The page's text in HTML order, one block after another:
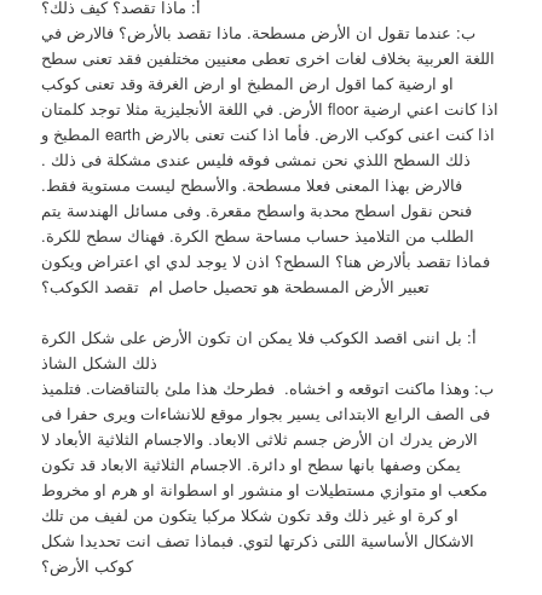
أ: ماذا تقصد؟ كيف ذلك؟
ب: عندما تقول ان الأرض مسطحة. ماذا تقصد بالأرض؟ فالارض في
اللغة العربية بخلاف لغات اخرى تعطى معنيين مختلفين فقد تعنى سطح
او ارضية كما اقول ارض المطبخ او ارض الغرفة وقد تعنى كوكب
الأرض. في اللغة الأنجليزية مثلا توجد كلمتان floor اذا كانت اعني ارضية
المطبخ و earth اذا كنت اعنى كوكب الارض. فأما اذا كنت تعنى بالارض
ذلك السطح اللذي نحن نمشى فوقه فليس عندى مشكلة فى ذلك .
فالارض بهذا المعنى فعلا مسطحة. والأسطح ليست مستوية فقط.
فنحن نقول اسطح محدبة واسطح مقعرة. وفى مسائل الهندسة يتم
الطلب من التلاميذ حساب مساحة سطح الكرة. فهناك سطح للكرة.
فماذا تقصد بألارض هنا؟ السطح؟ اذن لا يوجد لدي اي اعتراض ويكون
تعبير الأرض المسطحة هو تحصيل حاصل ام تقصد الكوكب؟
أ: بل اننى اقصد الكوكب فلا يمكن ان تكون الأرض على شكل الكرة
ذلك الشكل الشاذ
ب: وهذا ماكنت اتوقعه و اخشاه. فطرحك هذا ملئ بالتناقضات. فتلميذ
فى الصف الرابع الابتدائى يسير بجوار موقع للانشاءات ويرى حفرا فى
الارض يدرك ان الأرض جسم ثلاثى الابعاد. والاجسام الثلاثية الأبعاد لا
يمكن وصفها بانها سطح او دائرة. الاجسام الثلاثية الابعاد قد تكون
مكعب او متوازي مستطيلات او منشور او اسطوانة او هرم او مخروط
او كرة او غير ذلك وقد تكون شكلا مركبا يتكون من لفيف من تلك
الاشكال الأساسية اللتى ذكرتها لتوي. فبماذا تصف انت تحديدا شكل
كوكب الأرض؟